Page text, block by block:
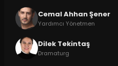
Cemal Ahhan Şener
Yardımcı Yönetmen
Dilek Tekintaş
Dramaturg